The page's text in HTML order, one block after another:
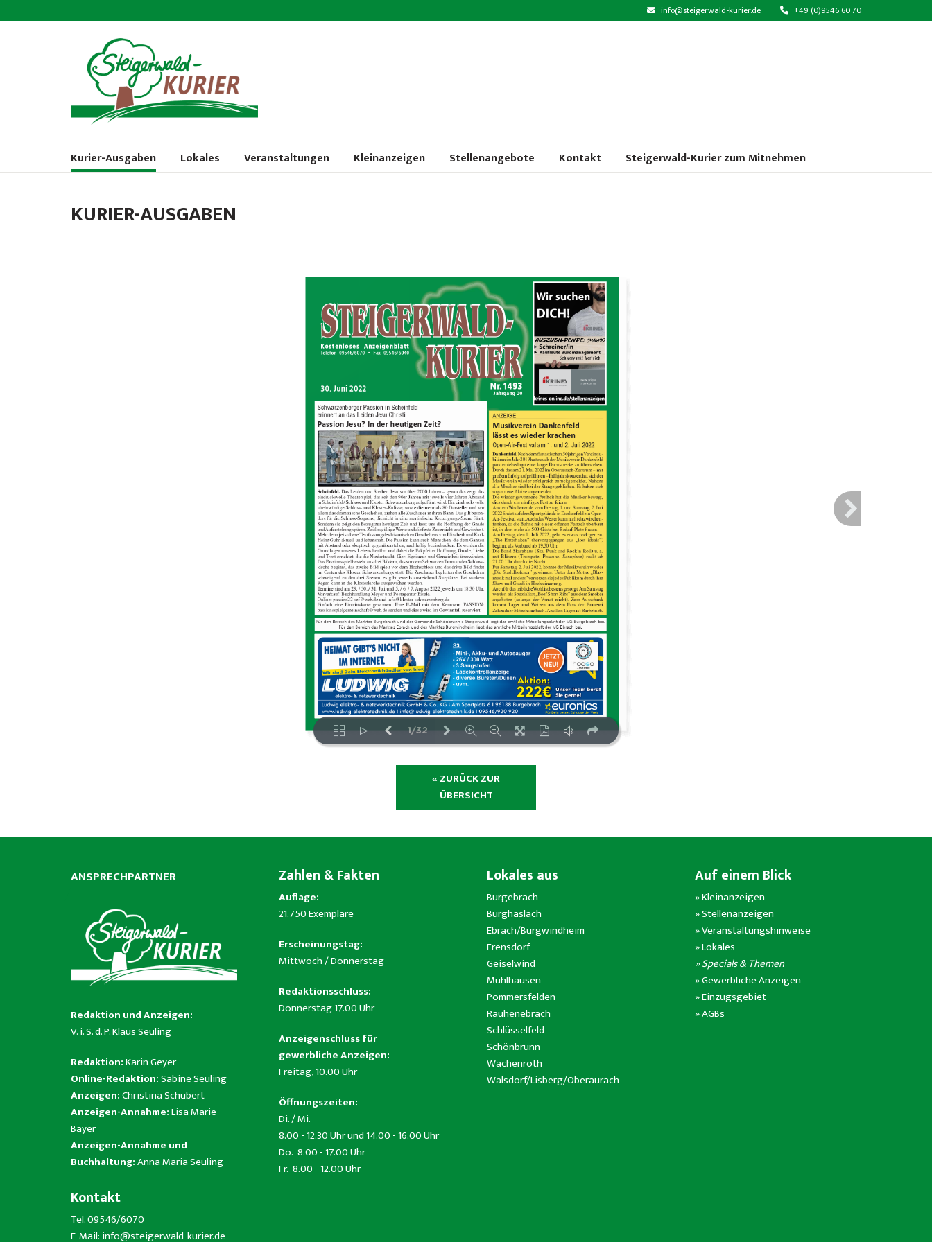
info@steigerwald-kurier.de +49 (0)9546 60 70
Kurier-Ausgaben Lokales Veranstaltungen Kleinanzeigen Stellenangebote Kontakt Steigerwald-Kurier zum Mitnehmen
KURIER-AUSGABEN
« ZURÜCK ZUR
ÜBERSICHT
ANSPRECHPARTNER
Redaktion und Anzeigen:
V. i. S. d. P. Klaus Seuling
Redaktion:Karin Geyer
Online-Redaktion:Sabine Seuling
Anzeigen:Christina Schubert
Anzeigen-Annahme:Lisa Marie
Bayer
Anzeigen-Annahme und
Buchhaltung:Anna Maria Seuling
Kontakt
Tel. 09546/6070
E-Mail: info@steigerwald-kurier.de
Zahlen & Fakten
Auflage:
21.750 Exemplare
Erscheinungstag:
Mittwoch / Donnerstag
Redaktionsschluss:
Donnerstag 17.00 Uhr
Anzeigenschluss für
gewerbliche Anzeigen:
Freitag, 10.00 Uhr
Öffnungszeiten:
Di. / Mi.
8.00 - 12.30 Uhr und 14.00 - 16.00 Uhr
Do. 8.00 - 17.00 Uhr
Fr. 8.00 - 12.00 Uhr
Lokales aus
Burgebrach
Burghaslach
Ebrach/Burgwindheim
Frensdorf
Geiselwind
Mühlhausen
Pommersfelden
Rauhenebrach
Schlüsselfeld
Schönbrunn
Wachenroth
Walsdorf/Lisberg/Oberaurach
Auf einem Blick
»Kleinanzeigen
»Stellenanzeigen
»Veranstaltungshinweise
»Lokales
» Specials & Themen
»Gewerbliche Anzeigen
»Einzugsgebiet
»AGBs